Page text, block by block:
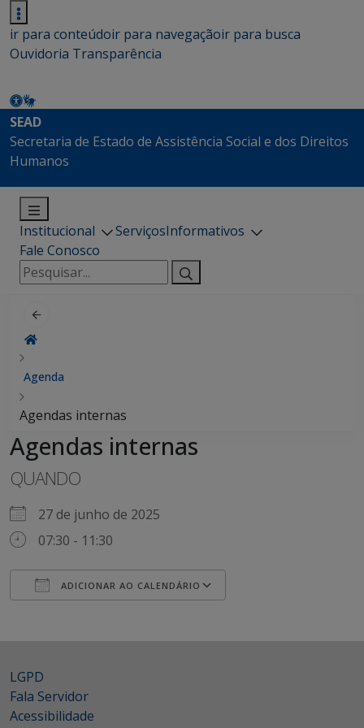
ir para conteúdoir para navegaçãoir para busca
Ouvidoria Transparência
SEAD
Secretaria de Estado de Assistência Social e dos Direitos
Humanos
Institucional ServiçosInformativos
Fale Conosco
Pesquisar
por:
Agenda
Agendas internas
Agendas internas
QUANDO
27 de junho de 2025
07:30 - 11:30
ADICIONAR AO CALENDÁRIO
LGPD
Fala Servidor
Acessibilidade